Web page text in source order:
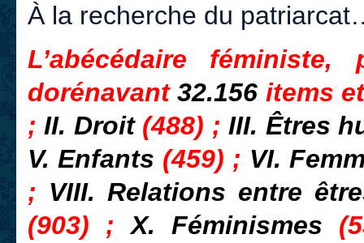
À la recherche du
L’abécédaire
dorénavant 32.156 items
;II. Droit (488) ;III. Êtres
V. Enfants (459) ; VI.
; VIII. Relations entre
(903) ;X. Féminismes